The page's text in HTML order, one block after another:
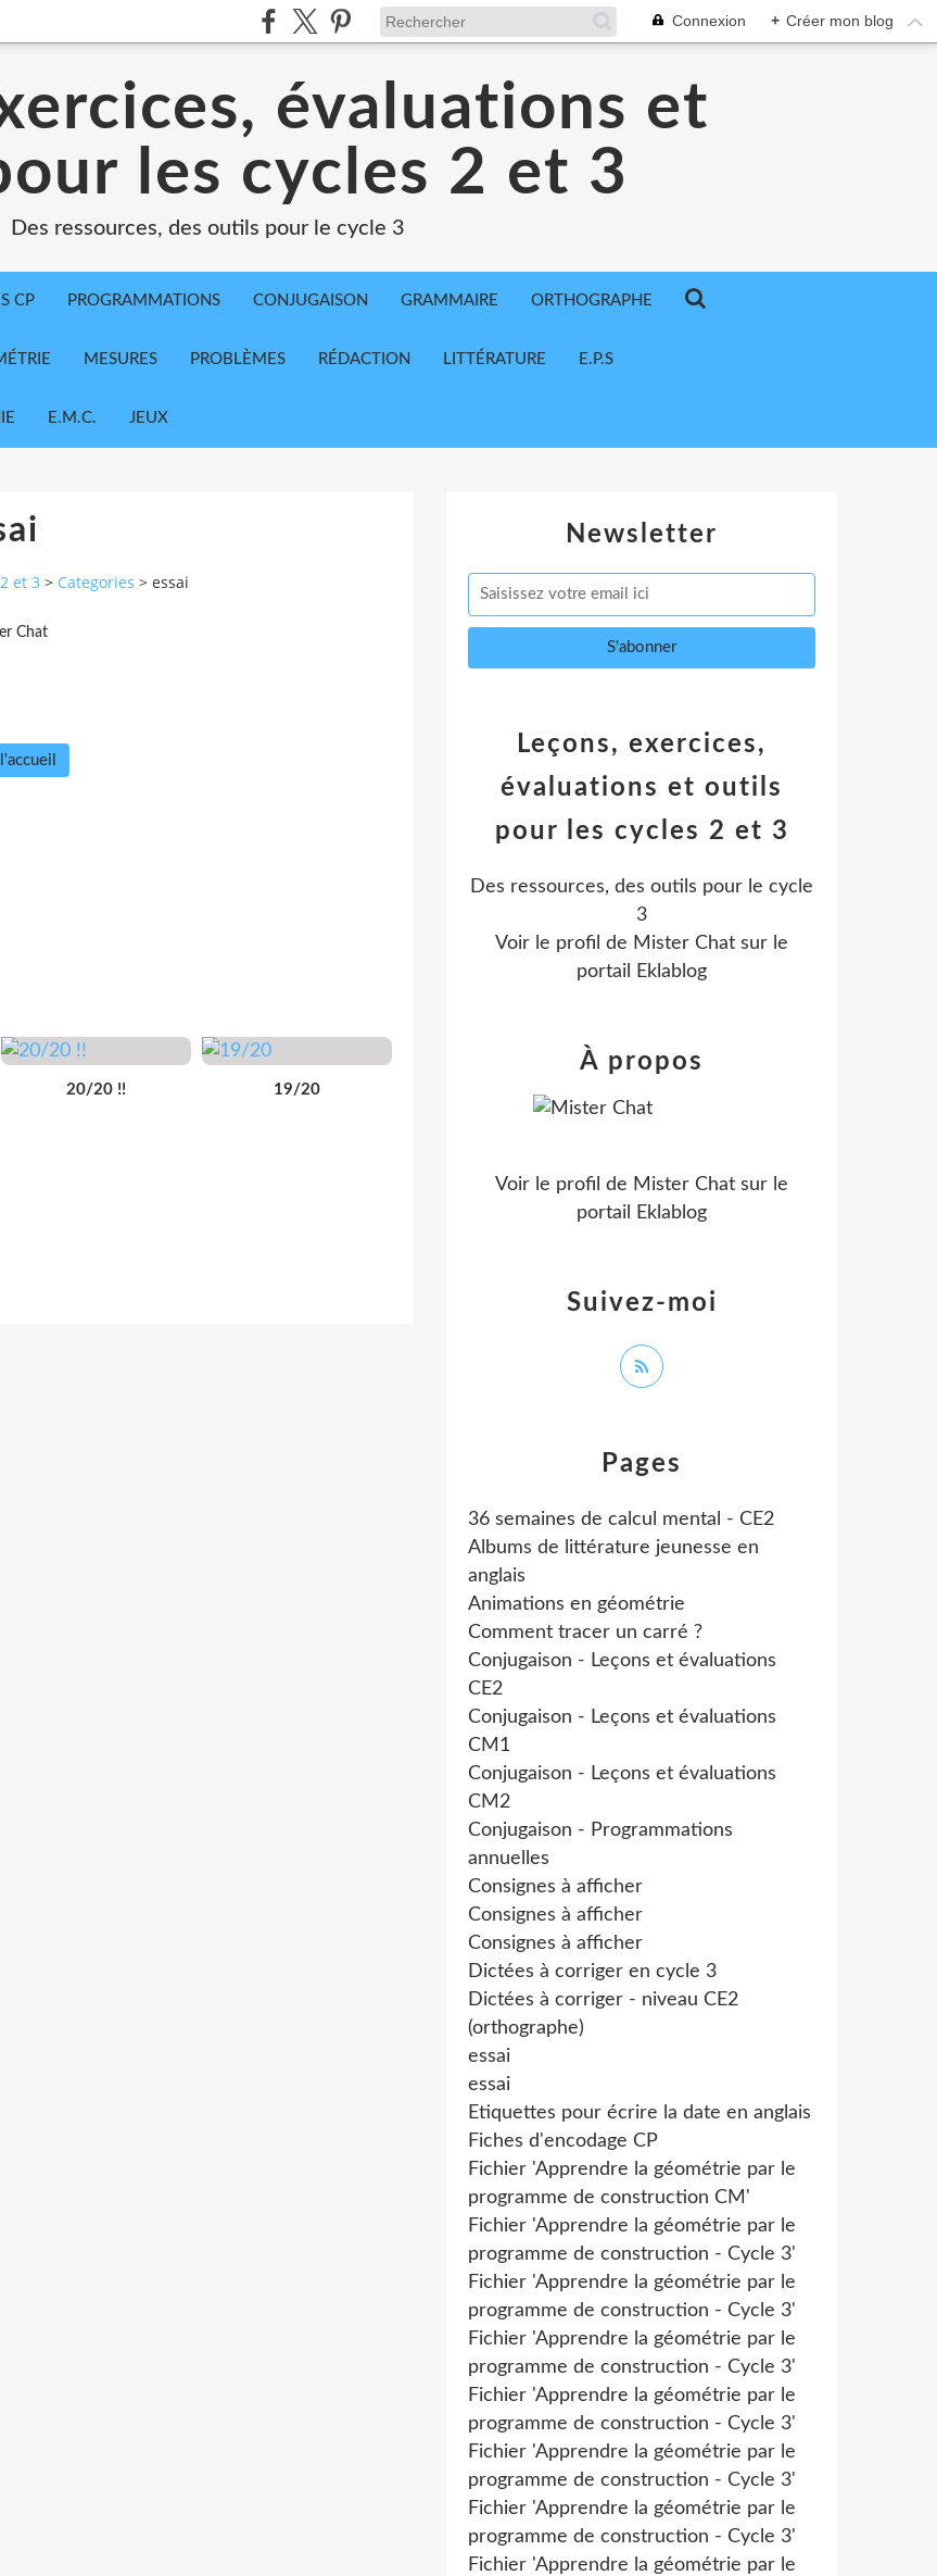
Connexion + Créer mon blog
évaluations et
les cycles 2 et 3
Des ressources, des outils pour le cycle 3
CP PROGRAMMATIONS CONJUGAISON GRAMMAIRE ORTHOGRAPHE
MESURES PROBLÈMES RÉDACTION LITTÉRATURE E.P.S
E.M.C. JEUX
et 3 > Categories > essai
Chat
20/20 !! 19/20
Newsletter
Pages
36 semaines de calcul mental - CE2
Albums de littérature jeunesse en
anglais
Animations en géométrie
Comment tracer un carré ?
Conjugaison - Leçons et évaluations
CE2
Conjugaison - Leçons et évaluations
CM1
Conjugaison - Leçons et évaluations
CM2
Conjugaison - Programmations
annuelles
Consignes à afficher
Consignes à afficher
Consignes à afficher
Dictées à corriger en cycle 3
Dictées à corriger - niveau CE2
(orthographe)
essai
essai
Etiquettes pour écrire la date en anglais
Fiches d'encodage CP
Fichier 'Apprendre la géométrie par le
programme de construction CM'
Fichier 'Apprendre la géométrie par le
programme de construction - Cycle 3'
Fichier 'Apprendre la géométrie par le
programme de construction - Cycle 3'
Fichier 'Apprendre la géométrie par le
programme de construction - Cycle 3'
Fichier 'Apprendre la géométrie par le
programme de construction - Cycle 3'
Fichier 'Apprendre la géométrie par le
programme de construction - Cycle 3'
Fichier 'Apprendre la géométrie par le
programme de construction - Cycle 3'
Fichier 'Apprendre la géométrie par le
Leçons, exercices,
évaluations et outils
pour les cycles 2 et 3
Des ressources, des outils pour le cycle
3
Voir le profil de Mister Chat sur le
portail Eklablog
Suivez-moi
À propos
Voir le profil de Mister Chat sur le
portail Eklablog